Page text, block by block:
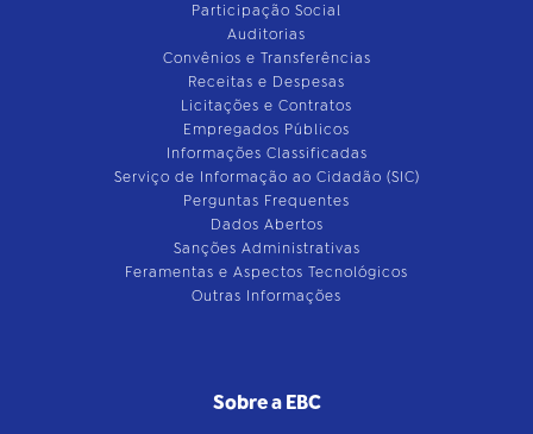
Participação Social
Auditorias
Convênios e Transferências
Receitas e Despesas
Licitações e Contratos
Empregados Públicos
Informações Classificadas
Serviço de Informação ao Cidadão (SIC)
Perguntas Frequentes
Dados Abertos
Sanções Administrativas
Feramentas e Aspectos Tecnológicos
Outras Informações
Sobre a EBC